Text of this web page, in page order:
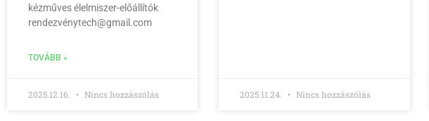
kézműves élelmiszer-előállítók
rendezvénytech@gmail.com
TOVÁBB »
2025.12.16. Nincs hozzászólás 2025.11.24. Nincs hozzászólás